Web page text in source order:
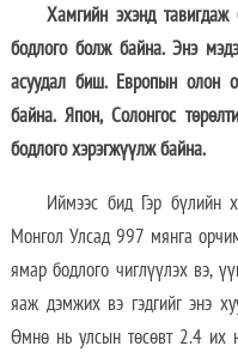
Хамгийн эхэнд
бодлого болж байна. Энэ
асуудал биш. Европын олон
байна. Япон, Солонгос
бодлого хэрэгжүүлж байна.
Иймээс бид Гэр бүлийн
Монгол Улсад 997 мянга
ямар бодлого чиглүүлэх вэ,
яаж дэмжих вэ гэдгийг энэ
Өмнө нь улсын төсөвт 2.4 их